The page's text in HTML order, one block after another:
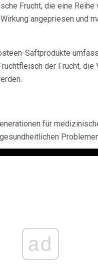
Frucht, die eine
Wirkung angepriesen und
Saftprodukte
der Frucht,
für
ad